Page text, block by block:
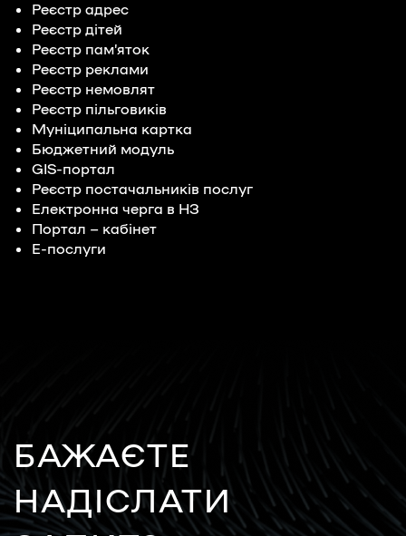
Реєстр адрес
Реєстр дітей
Реєстр пам’яток
Реєстр реклами
Реєстр немовлят
Реєстр пільговиків
Муніципальна картка
Бюджетний модуль
GIS-портал
Реєстр постачальників послуг
Електронна черга в НЗ
Портал – кабінет
Е-послуги
БАЖАЄТЕ
НАДІСЛАТИ